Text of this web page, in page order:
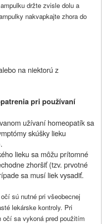
držte zvisle dolu a
nakvapkajte zhora do
na niektorú z
pri používaní
užívaní homeopatík sa
skúšky lieku
lieku sa môžu prítomné
zhoršiť (tzv. prvotné
sa musí liek vysadiť.
sú nutné pri všeobecnej
lekárske kontroly. Pri
sa vykoná pred použitím